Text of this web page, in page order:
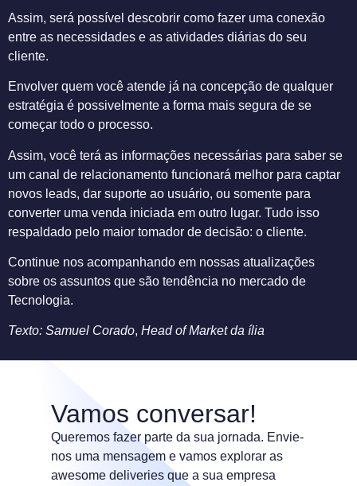
Assim, será possível descobrir como fazer uma conexão
entre as necessidades e as atividades diárias do seu
cliente.
Envolver quem você atende já na concepção de qualquer
estratégia é possivelmente a forma mais segura de se
começar todo o processo.
Assim, você terá as informações necessárias para saber se
um canal de relacionamento funcionará melhor para captar
novos leads, dar suporte ao usuário, ou somente para
converter uma venda iniciada em outro lugar. Tudo isso
respaldado pelo maior tomador de decisão: o cliente.
Continue nos acompanhando em nossas atualizações
sobre os assuntos que são tendência no mercado de
Tecnologia.
Texto: Samuel Corado, Head of Market da ília
Vamos conversar!
Queremos fazer parte da sua jornada. Envie-
nos uma mensagem e vamos explorar as
awesome deliveries que a sua empresa